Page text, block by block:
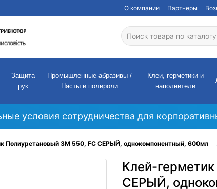
О компании Партнеры
Защита
рук
Промышленные абразивы /
Пасты и полироли
Клеи, герметики и
наполнители
условия сотрудничества для
Полиуретановый 3M 550, FC СЕРЫЙ, однокомпонентный, 600мл
Клей-
СЕРЫЙ,